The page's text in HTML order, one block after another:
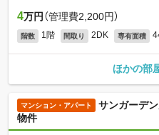
4万円 （管理費2,200円）
階数 1階 間取り 2DK 専有面積
ほかの部
マンション・アパート
サンガーデ
物件